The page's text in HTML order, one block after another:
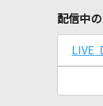
配信中
LIVE